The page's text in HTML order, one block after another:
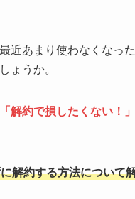
近あまり使わなくなっ
ょうか。
解約で損したくない！」
解約する方法について